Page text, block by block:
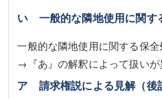
い 一般的な隣地使用に関す
一般的な隣地使用に関する保
→『あ』の解釈によって扱いが
ア 請求権説による見解（後